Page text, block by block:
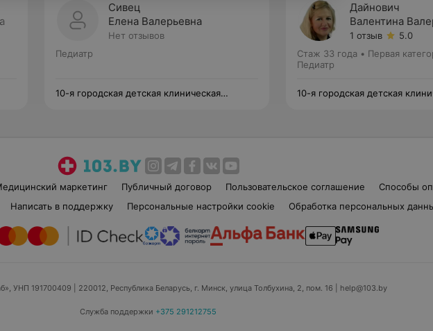
Сивец
Елена Валерьевна
Нет отзывов
Педиатр
10-я городская детская клиническая
Дайнович
Валентина
1 отзыв
5.0
Стаж 33 года • Первая
Педиатр
10-я городская детская
маркетинг Публичный договор Пользовательское соглашение Способы
Написать в поддержку Персональные настройки cookie Обработка персональных
УНП 191700409 | 220012, Республика Беларусь, г. Минск, улица Толбухина, 2, пом. 16 | help@103.by
Служба поддержки +375 291212755